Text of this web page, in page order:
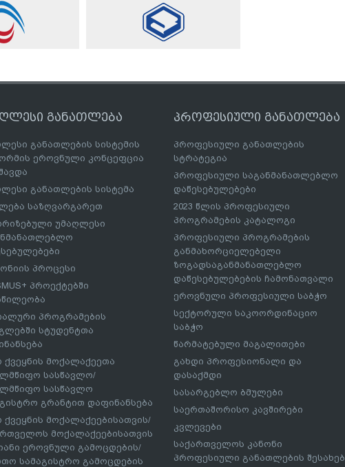
განათლება
განათლების სისტემის
ეროვნული კონცეფცია
განათლების სისტემა
საზღვარგარეთ
უმაღლესი
პროცესი
პროექტებში
პროგრამების
სტუდენტთა
ქვეყნის მოქალაქეეთა
სასწავლო/
სასწავლო
გრანტით დაფინანსება
ქვეყნის მოქალაქეებისათვის/
მოქალაქეებისათვის
ეროვნული გამოცდების/
სამაგისტრო გამოცდების
პროფესიული განათლება
პროფესიული განათლების
სტრატეგია
პროფესიული საგანმანათლებლო
დაწესებულებები
2023 წლის პროფესიული
პროგრამების კატალოგი
პროფესიული პროგრამების
განმახორციელებელი
ზოგადსაგანმანათლებლო
დაწესებულებების ჩამონათვალი
ეროვნული პროფესიული საბჭო
სექტორული საკოორდინაციო
საბჭო
წარმატებული მაგალითები
გახდი პროფესიონალი და
დასაქმდი
სასარგებლო ბმულები
საერთაშორისო კავშირები
კვლევები
საქართველოს კანონი
პროფესიული განათლების შესახებ